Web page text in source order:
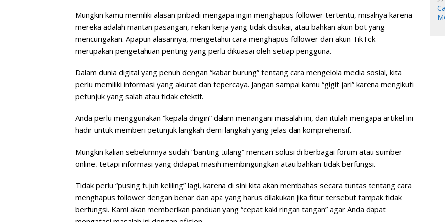
Mungkin kamu memiliki alasan pribadi mengapa ingin menghapus follower tertentu, misalnya karena
mereka adalah mantan pasangan, rekan kerja yang tidak disukai, atau bahkan akun bot yang
mencurigakan. Apapun alasannya, mengetahui cara menghapus follower dari akun TikTok
merupakan pengetahuan penting yang perlu dikuasai oleh setiap pengguna.
Dalam dunia digital yang penuh dengan “kabar burung” tentang cara mengelola media sosial, kita
perlu memiliki informasi yang akurat dan tepercaya. Jangan sampai kamu “gigit jari” karena mengikuti
petunjuk yang salah atau tidak efektif.
Anda perlu menggunakan “kepala dingin” dalam menangani masalah ini, dan itulah mengapa artikel ini
hadir untuk memberi petunjuk langkah demi langkah yang jelas dan komprehensif.
Mungkin kalian sebelumnya sudah “banting tulang” mencari solusi di berbagai forum atau sumber
online, tetapi informasi yang didapat masih membingungkan atau bahkan tidak berfungsi.
Tidak perlu “pusing tujuh keliling” lagi, karena di sini kita akan membahas secara tuntas tentang cara
menghapus follower dengan benar dan apa yang harus dilakukan jika fitur tersebut tampak tidak
berfungsi. Kami akan memberikan panduan yang “cepat kaki ringan tangan” agar Anda dapat